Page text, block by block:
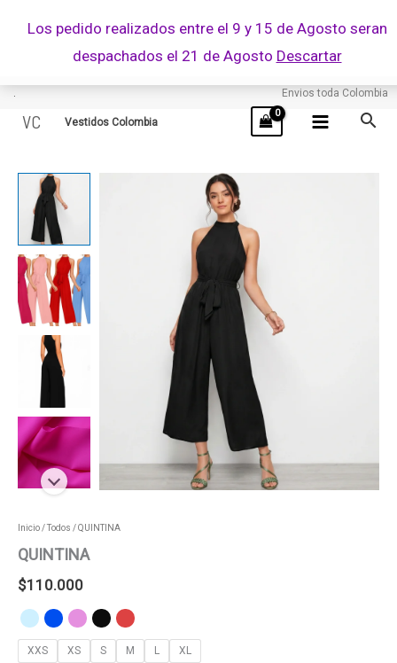
Los pedido realizados entre el 9 y 15 de Agosto seran
despachados el 21 de Agosto Descartar
. Envios toda Colombia
VC Vestidos Colombia
Inicio/Todos / QUINTINA
QUINTINA
$110.000
XXS XS S M L XL
QUINTINA
cantidad